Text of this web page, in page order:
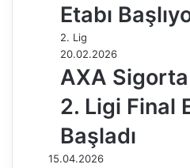
Etabı
2. Lig
20.02.2026
AXA
2. Ligi Final
Başladı
15.04.2026